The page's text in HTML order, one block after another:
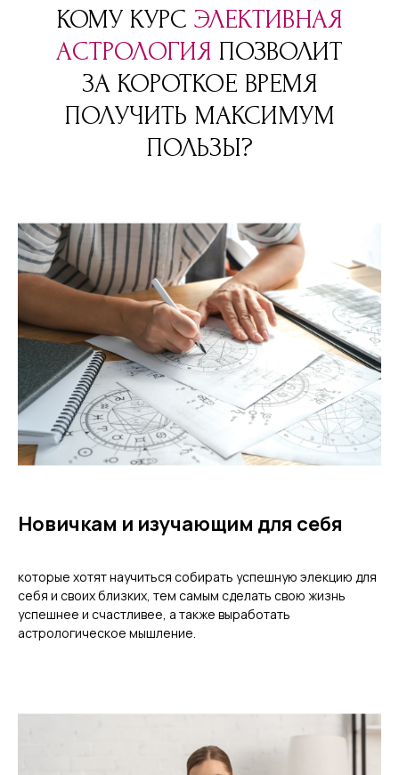
КОМУ КУРС ЭЛЕКТИВНАЯ
АСТРОЛОГИЯ ПОЗВОЛИТ
ЗА КОРОТКОЕ ВРЕМЯ
ПОЛУЧИТЬ МАКСИМУМ
ПОЛЬЗЫ?
Новичкам и изучающим для себя
которые хотят научиться собирать успешную элекцию для
себя и своих близких, тем самым сделать свою жизнь
успешнее и счастливее, а также выработать
астрологическое мышление.